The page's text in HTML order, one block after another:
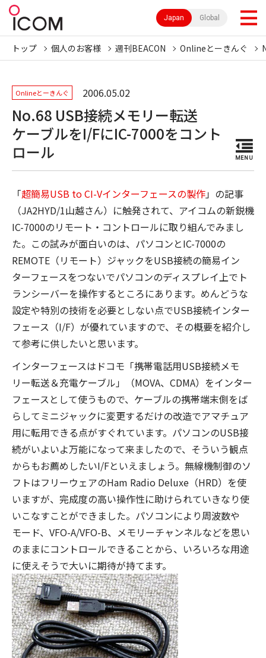
Japan Global
トップ 個人のお客様 週刊BEACON Onlineとーきんぐ
Onlineとーきんぐ 2006.05.02
No.68 USB接続メモリー転送
ケーブルをI/FにIC-7000をコント
ロール
MENU
「超簡易USB to CI-Vインターフェースの製作」の記事
（JA2HYD/1山越さん）に触発されて、アイコムの新鋭機
IC-7000のリモート・コントロールに取り組んでみまし
た。この試みが面白いのは、パソコンとIC-7000の
REMOTE（リモート）ジャックをUSB接続の簡易イン
ターフェースをつないでパソコンのディスプレイ上でト
ランシーバーを操作するところにあります。めんどうな
設定や特別の技術を必要としない点でUSB接続インター
フェース（I/F）が優れていますので、その概要を紹介し
て参考に供したいと思います。
インターフェースはドコモ「携帯電話用USB接続メモ
リー転送＆充電ケーブル」（MOVA、CDMA）をインター
フェースとして使うもので、ケーブルの携帯端末側をば
らしてミニジャックに変更するだけの改造でアマチュア
用に転用できる点がすぐれています。パソコンのUSB接
続がいよいよ万能になって来ましたので、そういう観点
からもお薦めしたいI/Fといえましょう。無線機制御のソ
フトはフリーウェアのHam Radio Deluxe（HRD）を使
いますが、完成度の高い操作性に助けられていきなり使
いこなすことができました。パソコンにより周波数や
モード、VFO-A/VFO-B、メモリーチャンネルなどを思い
のままにコントロールできることから、いろいろな用途
に使えそうで大いに期待が持てます。